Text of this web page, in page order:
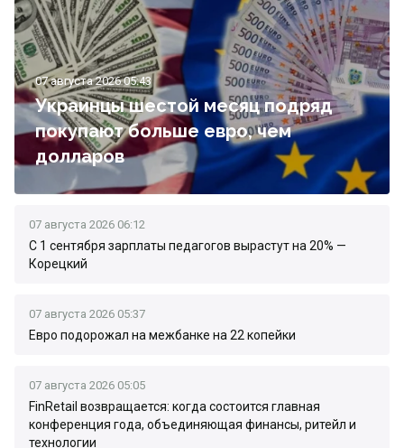
07 августа 2026 05:43
Украинцы шестой месяц подряд
покупают больше евро, чем
долларов
07 августа 2026 06:12
С 1 сентября зарплаты педагогов вырастут на 20% —
Корецкий
07 августа 2026 05:37
Евро подорожал на межбанке на 22 копейки
07 августа 2026 05:05
FinRetail возвращается: когда состоится главная
конференция года, объединяющая финансы, ритейл и
технологии